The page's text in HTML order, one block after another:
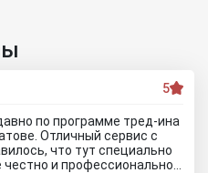
5
по программе тред-ина
Отличный сервис с
что тут специально
и профессионально.